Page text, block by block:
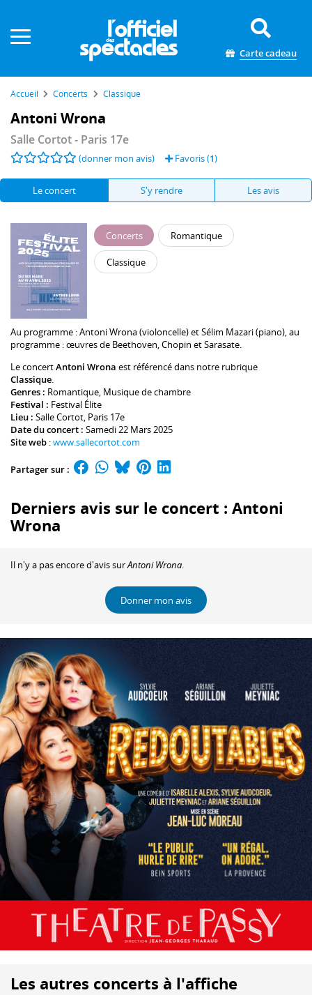
Carte cadeau
Accueil Concerts Classique
Antoni Wrona
Salle Cortot- Paris 17e
(donner mon avis) Favoris (1)
Le concert S'y rendre Les avis
Concerts Romantique
Classique
Au programme :Antoni Wrona(violoncelle) etSélim Mazari(piano), au
programme : œuvres de Beethoven, Chopin et Sarasate.
Le concertAntoni Wrona est référencé dans notre rubrique
Classique.
Genres : Romantique, Musique de chambre
Festival : Festival Élite
Lieu : Salle Cortot, Paris 17e
Date du concert : Samedi 22 Mars 2025
Site web :www.sallecortot.com
Partager sur :
Derniers avis sur le concert : Antoni
Wrona
Il n'y a pas encore d'avis surAntoni Wrona.
Donner mon avis
Les autres concerts à l'affiche